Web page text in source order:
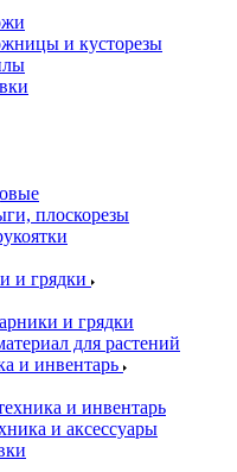
и кусторезы
плоскорезы
и грядки
и грядки
для растений
и инвентарь
и инвентарь
и аксессуары